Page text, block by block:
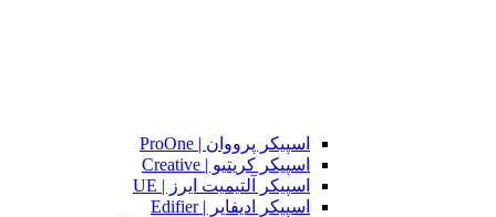
اسپیکر پرووان | ProOne
اسپیکر کریتیو | Creative
اسپیکر آلتیمیت ایرز | UE
اسپیکر ادیفایر | Edifier